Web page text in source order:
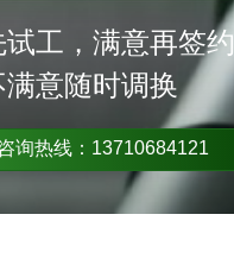
试工，满意再签约
满意随时调换
询热线：13710684121